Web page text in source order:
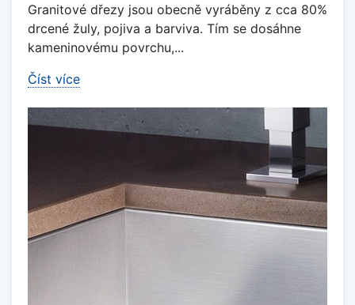
Granitové dřezy jsou obecně vyráběny z cca 80%
drcené žuly, pojiva a barviva. Tím se dosáhne
kameninovému povrchu,...
Číst více